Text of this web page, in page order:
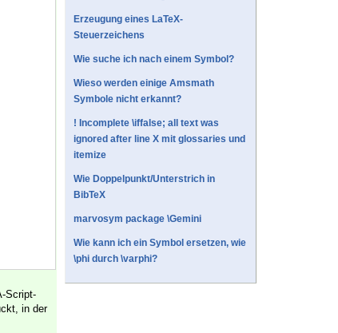
Script-
in der
Erzeugung eines LaTeX-
Steuerzeichens
Wie suche ich nach einem Symbol?
Wieso werden einige Amsmath
Symbole nicht erkannt?
! Incomplete \iffalse; all text was
ignored after line X mit glossaries und
itemize
Wie Doppelpunkt/Unterstrich in
BibTeX
marvosym package \Gemini
Wie kann ich ein Symbol ersetzen, wie
\phi durch \varphi?